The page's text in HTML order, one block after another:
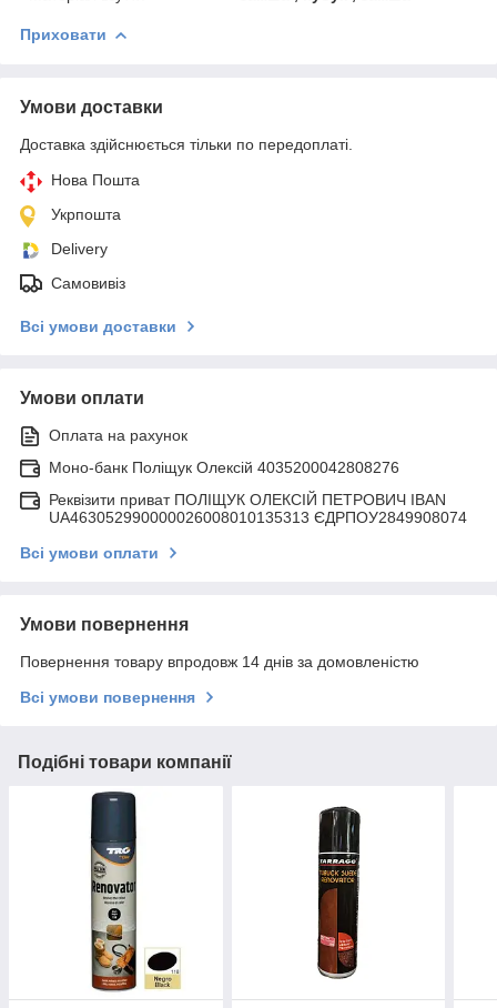
Приховати
Умови доставки
Доставка здійснюється тільки по передоплаті.
Нова Пошта
Укрпошта
Delivery
Самовивіз
Всі умови доставки
Умови оплати
Оплата на рахунок
Моно-банк Поліщук Олексій 4035200042808276
Реквізити приват ПОЛІЩУК ОЛЕКСІЙ ПЕТРОВИЧ IBAN
UA463052990000026008010135313 ЄДРПОУ2849908074
Всі умови оплати
Умови повернення
Повернення товару впродовж 14 днів за домовленістю
Всі умови повернення
Подібні товари компанії